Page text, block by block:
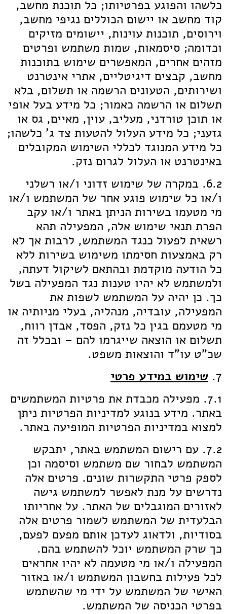
כלשהו והפוגע בפרטיותו; כל תוכנת מחשב,
קוד מחשב או יישום הכוללים נגיפי מחשב,
וירוסים, תוכנות עוינות, יישומים מזיקים
וכדומה; סיסמאות, שמות משתמש ופרטים
מזהים אחרים, המאפשרים שימוש בתוכנות
מחשב, קבצים דיגיטליים, אתרי אינטרנט
ושירותים, הטעונים הרשמה או תשלום, בלא
תשלום או הרשמה כאמור; כל מידע בעל אופי
או תוכן טורדני, מעליב, עוין, מאיים, גס או
גזעני; כל מידע העלול להטעות צד ג' כלשהו;
כל מידע המנוגד לכללי השימוש המקובלים
באינטרנט או העלול לגרום נזק.
6.2. במקרה של שימוש זדוני ו/או רשלני
ו/או כל שימוש פוגע אחר של המשתמש ו/או
מי מטעמו בשירות הניתן באתר ו/או עקב
הפרת תנאי שימוש אלה, המפעילה תהא
רשאית לפעול כנגד המשתמש, לרבות אך לא
רק באמצעות חסימתו משימוש בשירות ללא
כל הודעה מוקדמת ובהתאם לשיקול דעתה,
ולמשתמש לא יהיו טענות נגד המפעילה בשל
כך. כן יהיה על המשתמש לשפות את
המפעילה, עובדיה, מנהליה, בעלי מניותיה או
מי מטעמם בגין כל נזק, הפסד, אבדן רווח,
תשלום או הוצאה שייגרמו להם – ובכלל זה
שכ"ט עו"ד והוצאות משפט.
7. שימוש במידע פרטי
7.1. מפעילה מכבדת את פרטיות המשתמשים
באתר. מידע בנוגע למדיניות הפרטיות ניתן
למצוא במדיניות הפרטיות המופיעה באתר.
7.2. עם רישום המשתמש באתר, יתבקש
המשתמש לבחור שם משתמש וסיסמה וכן
לספק פרטי התקשרות שונים. פרטים אלה
נדרשים על מנת לאפשר למשתמש גישה
לאזורים המוגבלים של האתר. על אחריותו
הבלעדית של המשתמש לשמור פרטים אלה
בסודיות, ולדאוג לעדכן אותם מפעם לפעם,
כך שרק המשתמש יוכל להשתמש בהם.
המפעילה ו/או מי מטעמה לא יהיו אחראים
לכל פעילות בחשבון המשתמש ו/או באזור
האישי של המשתמש על ידי מי שהשתמש
בפרטי הכניסה של המשתמש.